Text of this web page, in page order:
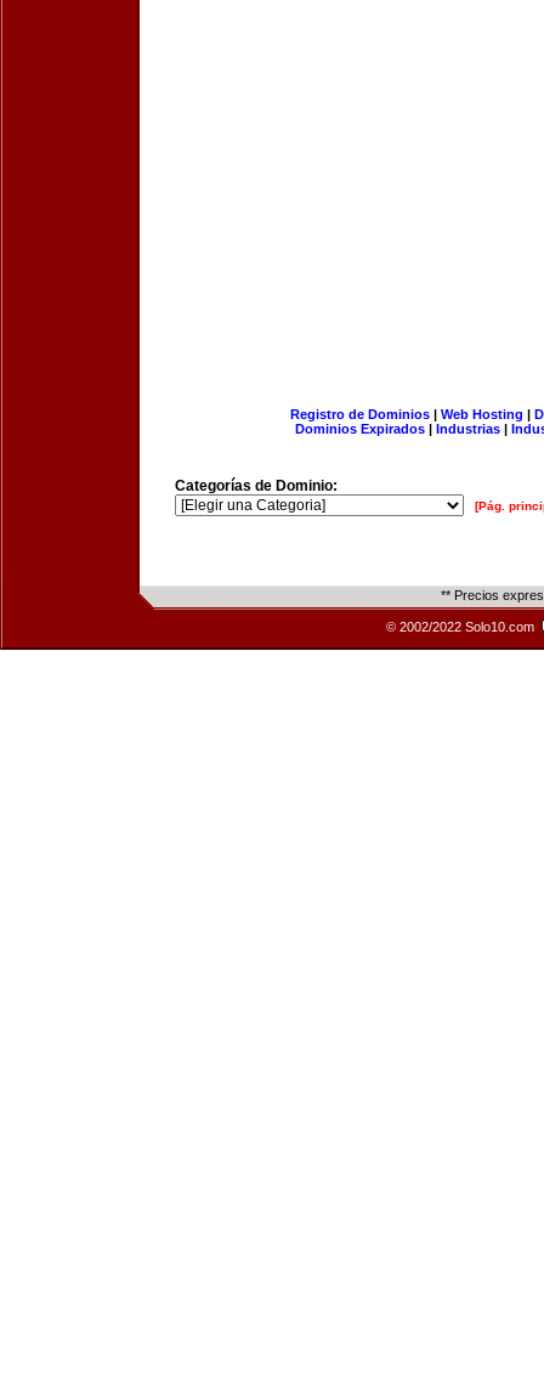
Registro de Dominios| Web Hosting |
Dominios Expirados | Industrias |
Categorías de Dominio:
[Pág.
** Precios
© 2002/2022 Solo10.com